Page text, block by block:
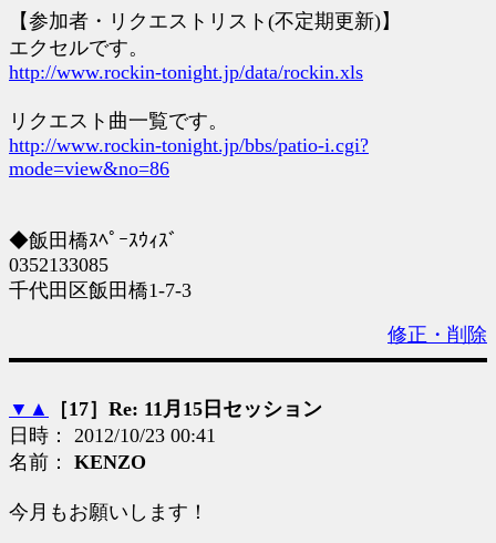
【参加者・リクエストリスト(不定期更新)】
エクセルです。
http://www.rockin-tonight.jp/data/rockin.xls
リクエスト曲一覧です。
http://www.rockin-tonight.jp/bbs/patio-i.cgi?
mode=view&no=86
◆飯田橋ｽﾍﾟｰｽｳｨｽﾞ
0352133085
千代田区飯田橋1-7-3
修正・削除
▼ ▲
［17］Re: 11月15日セッション
日時： 2012/10/23 00:41
名前： KENZO
今月もお願いします！